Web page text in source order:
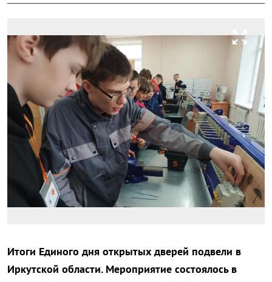
zoom_out_map
Итоги Единого дня открытых дверей подвели в
Иркутской области. Мероприятие состоялось в